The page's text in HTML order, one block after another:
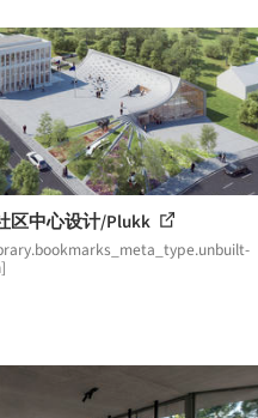
区中心设计/Plukk